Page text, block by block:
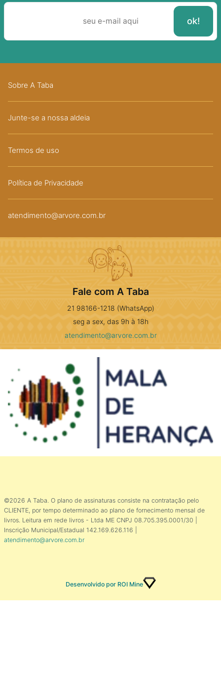
Sobre A Taba
Junte-se a nossa aldeia
Termos de uso
Política de Privacidade
atendimento@arvore.com.br
Fale com A Taba
21 98166-1218 (WhatsApp)
seg a sex, das 9h à 18h
atendimento@arvore.com.br
©2026 A Taba. O plano de assinaturas consiste na contratação pelo
CLIENTE, por tempo determinado ao plano de fornecimento mensal de
livros. Leitura em rede livros - Ltda ME CNPJ 08.705.395.0001/30 |
Inscrição Municipal/Estadual 142.169.626.116 |
atendimento@arvore.com.br
Desenvolvido por ROI Mine